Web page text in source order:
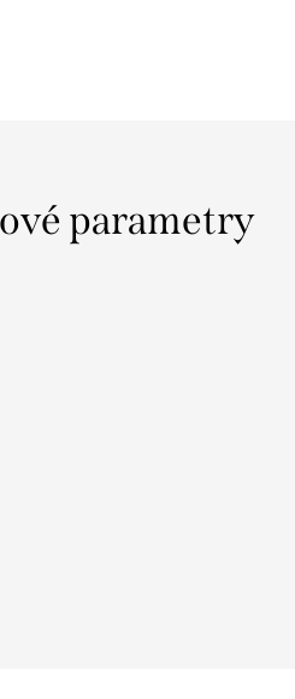
parametry